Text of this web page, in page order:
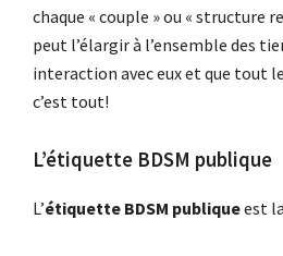
chaque « couple » ou « structure
peut l’élargir à l’ensemble des
interaction avec eux et que tout
c’est tout!
L’étiquette BDSM publique
L’étiquette BDSM publiqueest